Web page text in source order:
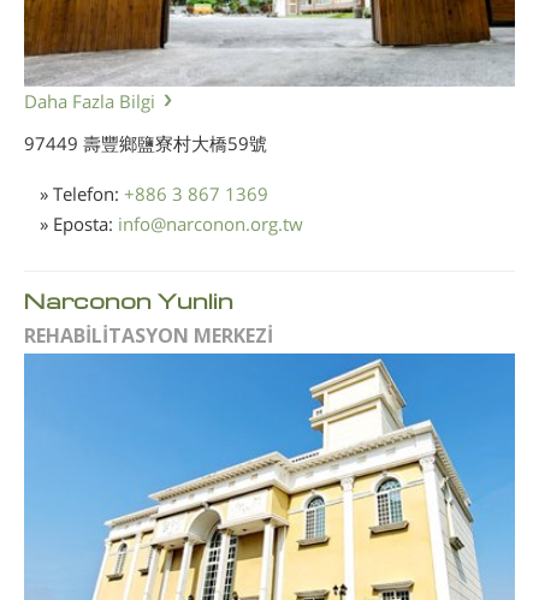
Daha Fazla Bilgi
97449 壽豐鄉鹽寮村大橋59號
» Telefon: +886 3 867 1369
» Eposta: info@narconon.org.tw
Narconon Yunlin
REHABİLİTASYON MERKEZİ